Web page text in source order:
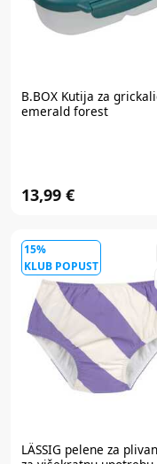
B.BOX Kutija za
emerald forest
13,99 €
15%
KLUB POPUST
LÄSSIG pelene za